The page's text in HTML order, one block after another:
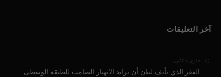
آخر التعليقات
قارىء على
الفقر الذي يأنف لبنان أن يراه: الانهيار الصامت للطبقة الوسطى